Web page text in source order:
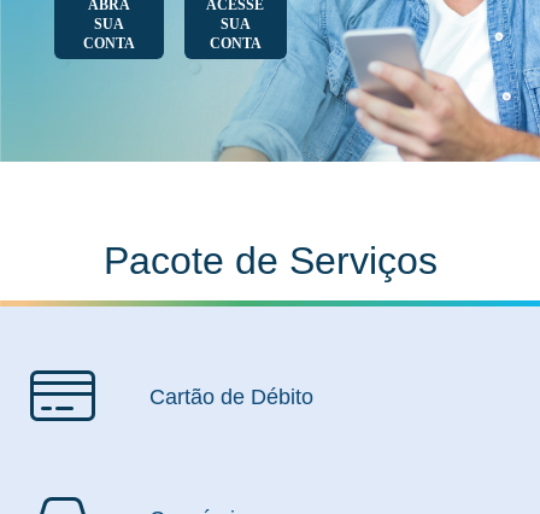
ABRA
SUA
CONTA
ACESSE
SUA
CONTA
Pacote de Serviços
Cartão de Débito